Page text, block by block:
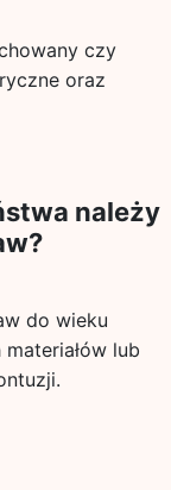
czy
oraz
należy
do wieku
lub